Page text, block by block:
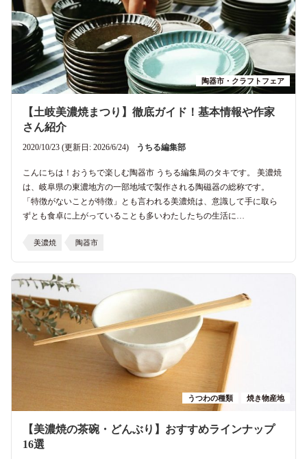
陶器市・クラフトフェア
【土岐美濃焼まつり】徹底ガイド！基本情報や作家
さん紹介
2020/10/23 (更新日: 2026/6/24) うちる編集部
こんにちは！おうちで楽しむ陶器市 うちる編集局のタキです。 美濃焼
は、岐阜県の東濃地方の一部地域で製作される陶磁器の総称です。
「特徴がないことが特徴」とも言われる美濃焼は、意識して手に取ら
ずとも食卓に上がっていることも多いわたしたちの生活に…
美濃焼 陶器市
うつわの種類 焼き物産地
【美濃焼の茶碗・どんぶり】おすすめラインナップ
16選